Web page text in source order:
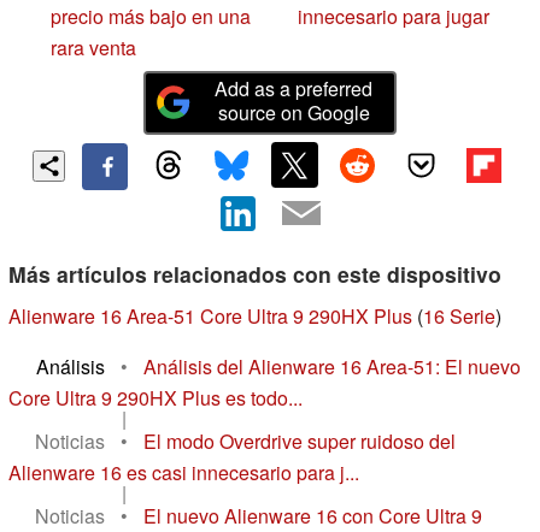
precio más bajo en una
rara venta
innecesario para jugar
Add as a preferred
source on Google
Más artículos relacionados con este dispositivo
Alienware 16 Area-51 Core Ultra 9 290HX Plus (16 Serie)
Análisis
•
Análisis del Alienware 16 Area-51: El nuevo
Core Ultra 9 290HX Plus es todo...
|
Noticias
•
El modo Overdrive super ruidoso del
Alienware 16 es casi innecesario para j...
|
Noticias
•
El nuevo Alienware 16 con Core Ultra 9